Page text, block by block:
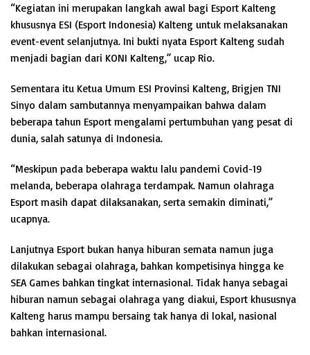
“Kegiatan ini merupakan langkah awal bagi Esport Kalteng
khususnya ESI (Esport Indonesia) Kalteng untuk melaksanakan
event-event selanjutnya. Ini bukti nyata Esport Kalteng sudah
menjadi bagian dari KONI Kalteng,” ucap Rio.
Sementara itu Ketua Umum ESI Provinsi Kalteng, Brigjen TNI
Sinyo dalam sambutannya menyampaikan bahwa dalam
beberapa tahun Esport mengalami pertumbuhan yang pesat di
dunia, salah satunya di Indonesia.
“Meskipun pada beberapa waktu lalu pandemi Covid-19
melanda, beberapa olahraga terdampak. Namun olahraga
Esport masih dapat dilaksanakan, serta semakin diminati,”
ucapnya.
Lanjutnya Esport bukan hanya hiburan semata namun juga
dilakukan sebagai olahraga, bahkan kompetisinya hingga ke
SEA Games bahkan tingkat internasional. Tidak hanya sebagai
hiburan namun sebagai olahraga yang diakui, Esport khususnya
Kalteng harus mampu bersaing tak hanya di lokal, nasional
bahkan internasional.